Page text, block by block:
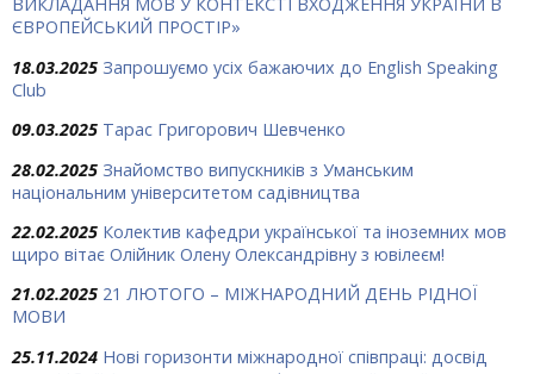
ВИКЛАДАННЯ МОВ У КОНТЕКСТІ ВХОДЖЕННЯ УКРАЇНИ В
ЄВРОПЕЙСЬКИЙ ПРОСТІР»
18.03.2025 Запрошуємо усіх бажаючих до English Speaking
Club
09.03.2025 Тарас Григорович Шевченко
28.02.2025 Знайомство випускників з Уманським
національним університетом садівництва
22.02.2025 Колектив кафедри української та іноземних мов
щиро вітає Олійник Олену Олександрівну з ювілеєм!
21.02.2025 21 ЛЮТОГО – МІЖНАРОДНИЙ ДЕНЬ РІДНОЇ
МОВИ
25.11.2024 Нові горизонти міжнародної співпраці: досвід